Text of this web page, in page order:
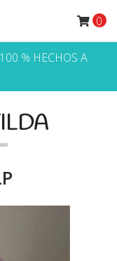
% HECHOS A
0